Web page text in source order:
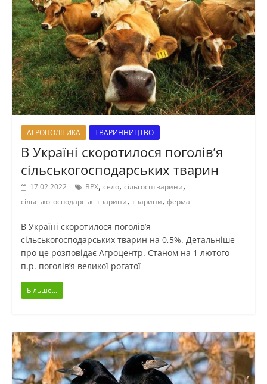
АГРОПОЛІТИКА ТВАРИННИЦТВО
В Україні скоротилося поголів’я
сільськогосподарських тварин
17.02.2022 ВРХ, село, сільгосптварини,
сільськогосподарські тварини, тварини, ферма
В Україні скоротилося поголів’я
сільськогосподарських тварин на 0,5%. Детальніше
про це розповідає Агроцентр. Станом на 1 лютого
п.р. поголів’я великої рогатої
Більше...